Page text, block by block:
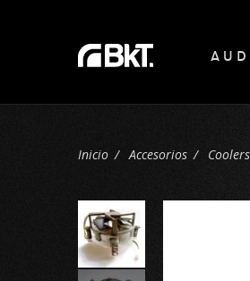
Inicio Accesorios Coolers